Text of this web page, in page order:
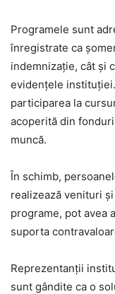
Programele sunt
înregistrate ca
indemnizație, cât și
evidențele
participarea la
acoperită din
muncă.
În schimb,
realizează venituri
programe, pot avea
suporta
Reprezentanții
sunt gândite ca o